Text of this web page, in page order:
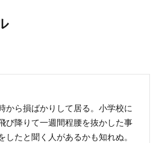
から損ばかりして居る。小学校に
び降りて一週間程腰を抜かした事
たと聞く人があるかも知れぬ。